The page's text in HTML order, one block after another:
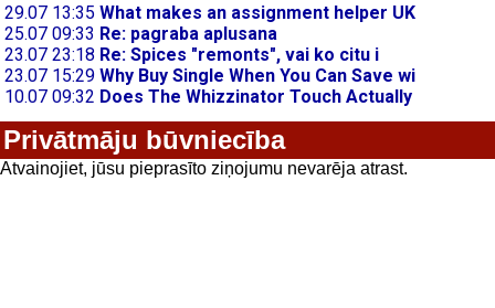
Privātmāju būvniecība
Atvainojiet, jūsu pieprasīto ziņojumu nevarēja atrast.